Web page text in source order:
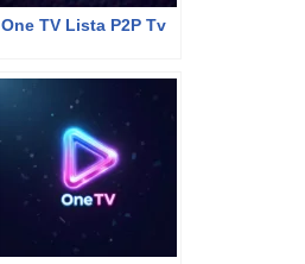
One TV Lista P2P Tv